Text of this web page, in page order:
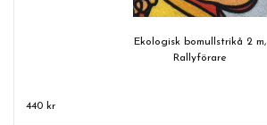
Ekologisk bomullstrikå 2 m,
Rallyförare
440 kr